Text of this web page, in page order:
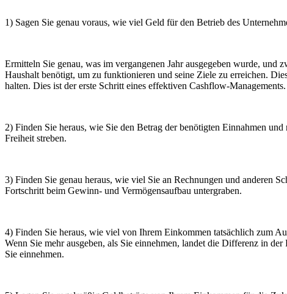
1) Sagen Sie genau voraus, wie viel Geld für den Betrieb des
Ermitteln Sie genau, was im vergangenen Jahr ausgegeben wurde,
Haushalt benötigt, um zu funktionieren und seine Ziele zu erreichen.
halten. Dies ist der erste Schritt eines effektiven Cashflow-Managements.
2) Finden Sie heraus, wie Sie den Betrag der benötigten Einnahmen
Freiheit streben.
3) Finden Sie genau heraus, wie viel Sie an Rechnungen und anderen
Fortschritt beim Gewinn- und Vermögensaufbau untergraben.
4) Finden Sie heraus, wie viel von Ihrem Einkommen tatsächlich zum
Wenn Sie mehr ausgeben, als Sie einnehmen, landet die Differenz in
Sie einnehmen.